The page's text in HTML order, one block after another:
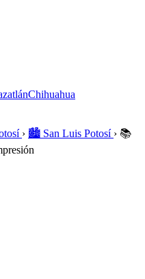
Chihuahua
› 🏙️ San Luis Potosí › 📚